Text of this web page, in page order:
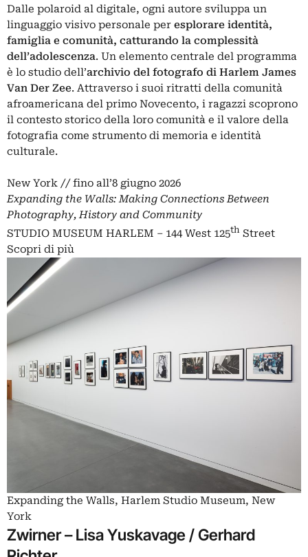
Dalle polaroid al digitale, ogni autore sviluppa un
linguaggio visivo personale per esplorare identità,
famiglia e comunità, catturando la complessità
dell’adolescenza. Un elemento centrale del programma
è lo studio dell’archivio del fotografo di Harlem James
Van Der Zee. Attraverso i suoi ritratti della comunità
afroamericana del primo Novecento, i ragazzi scoprono
il contesto storico della loro comunità e il valore della
fotografia come strumento di memoria e identità
culturale.
New York // fino all’8 giugno 2026
Expanding the Walls: Making Connections Between
Photography, History and Community
STUDIO MUSEUM HARLEM – 144 West 125th Street
Scopri di più
Expanding the Walls, Harlem Studio Museum, New
York
Zwirner – Lisa Yuskavage / Gerhard